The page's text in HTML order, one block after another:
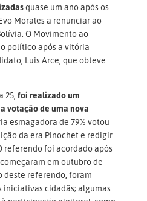
quase um ano após os
Morales a renunciar ao
O Movimento ao
político após a vitória
Luis Arce, que obteve
25, foi realizado um
votação de uma nova
esmagadora de 79% votou
da era Pinochet e redigir
referendo foi acordado após
em outubro de
deste referendo, foram
cidadãs; algumas